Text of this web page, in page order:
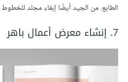
الطابع. من الجيد أيضًا إبقاء مجلد
7. إنشاء معرض أعمال باهر